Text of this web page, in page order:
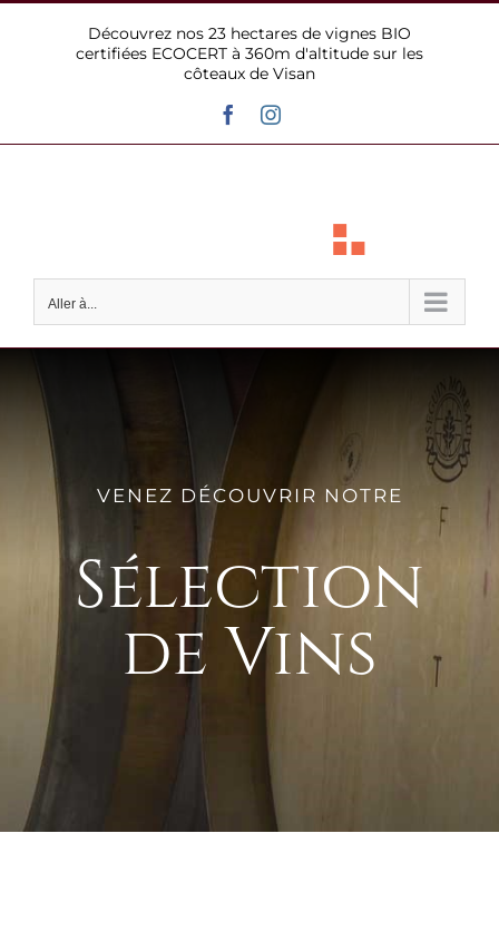
Découvrez nos 23 hectares de vignes BIO
certifiées ECOCERT à 360m d'altitude sur les
côteaux de Visan
FacebookInstagram
Aller à...
VENEZ DÉCOUVRIR NOTRE
Sélection
de Vins